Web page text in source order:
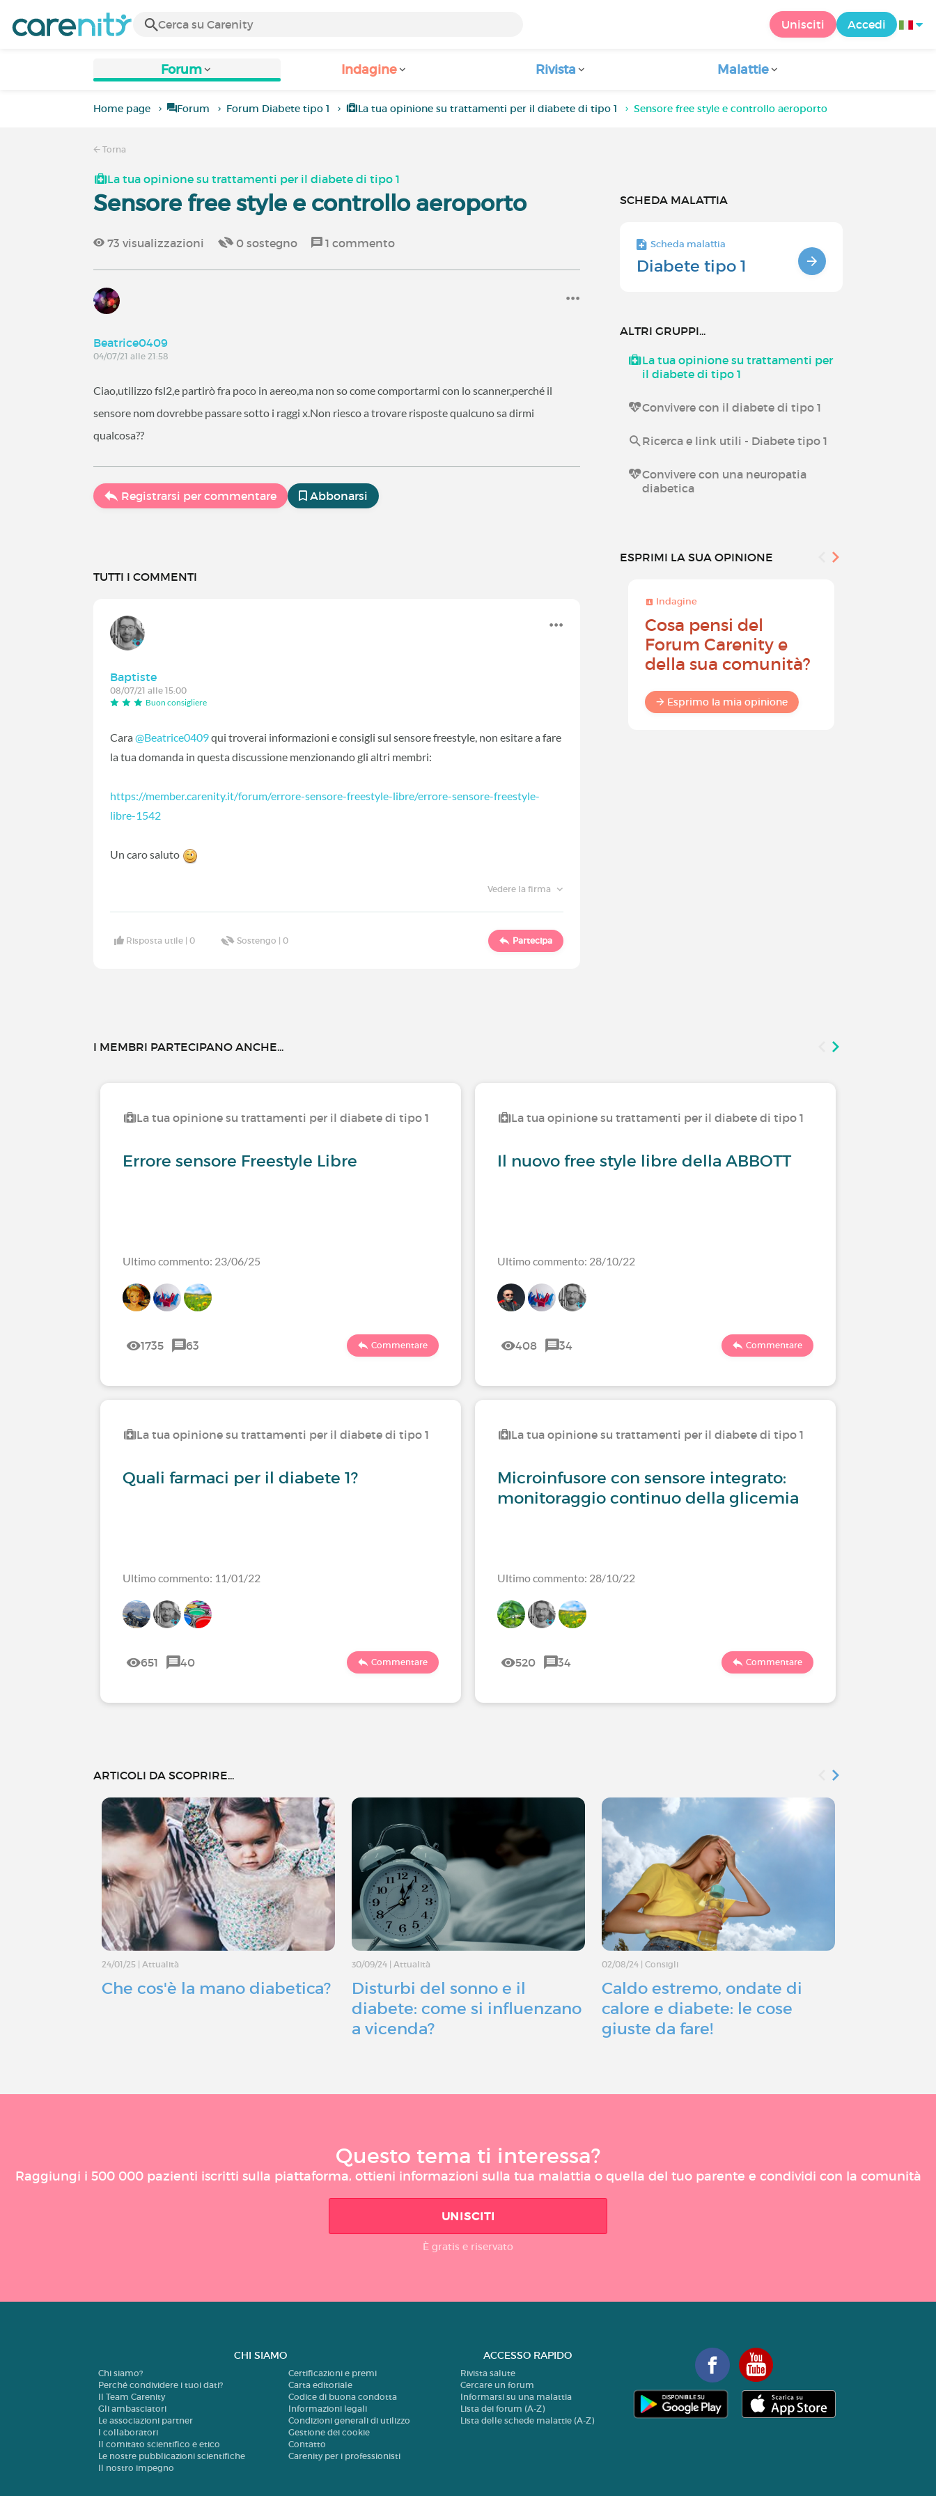
Unisciti Accedi
Forum Indagine Rivista Malattie
Home page Forum Forum Diabete tipo 1 La tua opinione su trattamenti per il diabete di tipo 1 Sensore free style e controllo aeroporto
Torna
La tua opinione su trattamenti per il diabete di tipo 1
Sensore free style e controllo aeroporto
73 visualizzazioni 0 sostegno 1 commento
Beatrice0409
04/07/21 alle 21:58
Ciao,utilizzo fsl2,e partirò fra poco in aereo,ma non so come comportarmi con lo scanner,perché il
sensore nom dovrebbe passare sotto i raggi x.Non riesco a trovare risposte qualcuno sa dirmi
qualcosa??
Registrarsi per commentare Abbonarsi
TUTTI I COMMENTI
Baptiste
08/07/21 alle 15:00
Buon consigliere
Cara@Beatrice0409‍ qui troverai informazioni e consigli sul sensore freestyle, non esitare a fare
la tua domanda in questa discussione menzionando gli altri membri:
https://member.carenity.it/forum/errore-sensore-freestyle-libre/errore-sensore-freestyle-
libre-1542
Un caro saluto
Vedere la firma
Risposta utile |0 Sostengo |0 Partecipa
SCHEDA MALATTIA
Scheda malattia
Diabete tipo 1
ALTRI GRUPPI...
La tua opinione su trattamenti per
il diabete di tipo 1
Convivere con il diabete di tipo 1
Ricerca e link utili - Diabete tipo 1
Convivere con una neuropatia
diabetica
ESPRIMI LA SUA OPINIONE
Indagine
Cosa pensi del
Forum Carenity e
della sua comunità?
Esprimo la mia opinione
I MEMBRI PARTECIPANO ANCHE...
La tua opinione su trattamenti per il diabete di tipo 1
Errore sensore Freestyle Libre
Ultimo commento: 23/06/25
1735 63 Commentare
La tua opinione su trattamenti per il diabete di tipo 1
Quali farmaci per il diabete 1?
Ultimo commento: 11/01/22
651 40 Commentare
La tua opinione su trattamenti per il diabete di tipo 1
Il nuovo free style libre della ABBOTT
Ultimo commento: 28/10/22
408 34 Commentare
La tua opinione su trattamenti per il diabete di tipo 1
Microinfusore con sensore integrato:
monitoraggio continuo della glicemia
Ultimo commento: 28/10/22
520 34 Commentare
ARTICOLI DA SCOPRIRE...
24/01/25 |Attualità
Che cos'è la mano diabetica?
30/09/24 |Attualità
Disturbi del sonno e il
diabete: come si influenzano
a vicenda?
02/08/24 |Consigli
Caldo estremo, ondate di
calore e diabete: le cose
giuste da fare!
Questo tema ti interessa?
Raggiungi i 500 000 pazienti iscritti sulla piattaforma, ottieni informazioni sulla tua malattia o quella del tuo parente e condividi con la comunità
UNISCITI
È gratis e riservato
CHI SIAMO
Chi siamo?
Perché condividere i tuoi dati?
Il Team Carenity
Gli ambasciatori
Le associazioni partner
I collaboratori
Il comitato scientifico e etico
Le nostre pubblicazioni scientifiche
Il nostro impegno
Certificazioni e premi
Carta editoriale
Codice di buona condotta
Informazioni legali
Condizioni generali di utilizzo
Gestione dei cookie
Contatto
Carenity per i professionisti
ACCESSO RAPIDO
Rivista salute
Cercare un forum
Informarsi su una malattia
Lista dei forum (A-Z)
Lista delle schede malattie (A-Z)